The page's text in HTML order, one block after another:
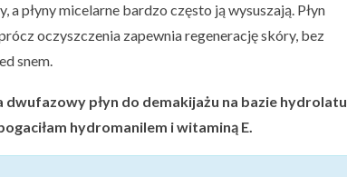
płyny micelarne bardzo często ją wysuszają. Płyn
oczyszczenia zapewnia regenerację skóry, bez
snem.
płyn do demakijażu na bazie hydrolatu
hydromanilem i witaminą E.